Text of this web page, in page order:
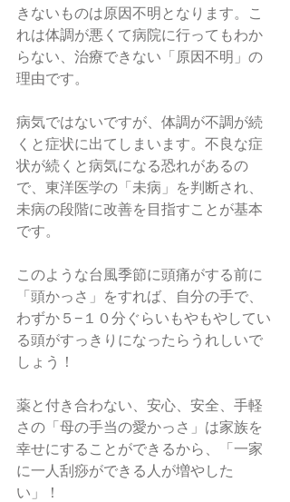
きないものは原因不明となります。こ
れは体調が悪くて病院に行ってもわか
らない、治療できない「原因不明」の
理由です。
病気ではないですが、体調が不調が続
くと症状に出てしまいます。不良な症
状が続くと病気になる恐れがあるの
で、東洋医学の「未病」を判断され、
未病の段階に改善を目指すことが基本
です。
このような台風季節に頭痛がする前に
「頭かっさ」をすれば、自分の手で、
わずか５−１０分ぐらいもやもやしてい
る頭がすっきりになったらうれしいで
しょう！
薬と付き合わない、安心、安全、手軽
さの「母の手当の愛かっさ」は家族を
幸せにすることができるから、「一家
に一人刮痧ができる人が増やした
い」！